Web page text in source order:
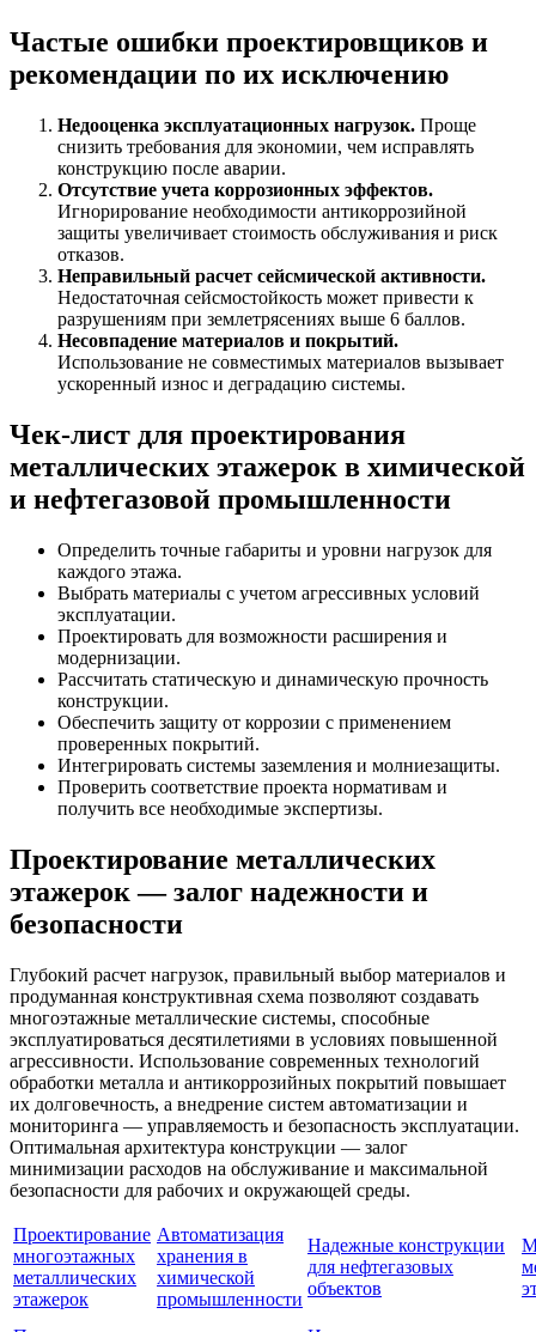
Частые ошибки проектировщиков и
рекомендации по их исключению
Недооценка эксплуатационных нагрузок. Проще
снизить требования для экономии, чем исправлять
конструкцию после аварии.
Отсутствие учета коррозионных эффектов.
Игнорирование необходимости антикоррозийной
защиты увеличивает стоимость обслуживания и риск
отказов.
Неправильный расчет сейсмической активности.
Недостаточная сейсмостойкость может привести к
разрушениям при землетрясениях выше 6 баллов.
Несовпадение материалов и покрытий.
Использование не совместимых материалов вызывает
ускоренный износ и деградацию системы.
Чек-лист для проектирования
металлических этажерок в химической
и нефтегазовой промышленности
Определить точные габариты и уровни нагрузок для
каждого этажа.
Выбрать материалы с учетом агрессивных условий
эксплуатации.
Проектировать для возможности расширения и
модернизации.
Рассчитать статическую и динамическую прочность
конструкции.
Обеспечить защиту от коррозии с применением
проверенных покрытий.
Интегрировать системы заземления и молниезащиты.
Проверить соответствие проекта нормативам и
получить все необходимые экспертизы.
Проектирование металлических
этажерок — залог надежности и
безопасности
Глубокий расчет нагрузок, правильный выбор материалов и
продуманная конструктивная схема позволяют создавать
многоэтажные металлические системы, способные
эксплуатироваться десятилетиями в условиях повышенной
агрессивности. Использование современных технологий
обработки металла и антикоррозийных покрытий повышает
их долговечность, а внедрение систем автоматизации и
мониторинга — управляемость и безопасность эксплуатации.
Оптимальная архитектура конструкции — залог
минимизации расходов на обслуживание и максимальной
безопасности для рабочих и окружающей среды.
Проектирование
многоэтажных
металлических
этажерок
Автоматизация
хранения в
химической
промышленности
Надежные конструкции
для нефтегазовых
объектов